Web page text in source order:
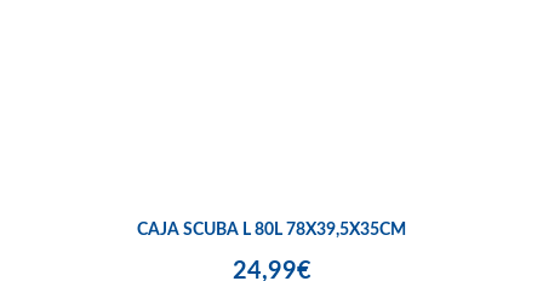
CAJA SCUBA L 80L 78X39,5X35CM
24,99€